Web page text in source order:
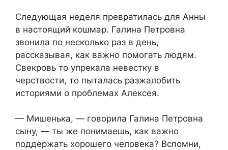
Следующая неделя превратилась для Анны
в настоящий кошмар. Галина Петровна
звонила по несколько раз в день,
рассказывая, как важно помогать людям.
Свекровь то упрекала невестку в
черствости, то пыталась разжалобить
историями о проблемах Алексея.
— Мишенька, — говорила Галина Петровна
сыну, — ты же понимаешь, как важно
поддержать хорошего человека? Вспомни,